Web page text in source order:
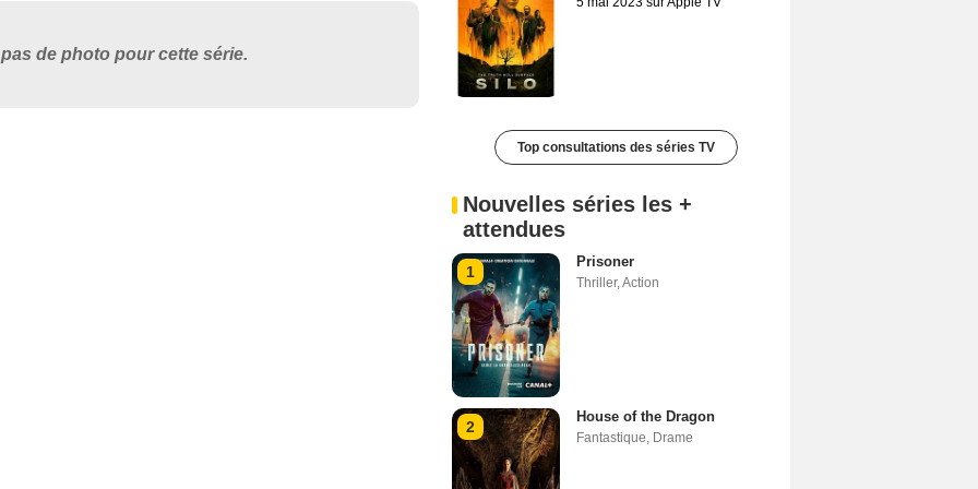
de photo pour cette série.
Top consultations des séries TV
Nouvelles séries les +
attendues
1
Prisoner
Thriller,Action
2
House of the Dragon
Fantastique, Drame